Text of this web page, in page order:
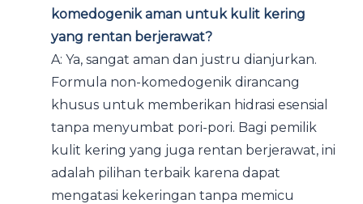
komedogenik aman untuk kulit kering
yang rentan berjerawat?
A: Ya, sangat aman dan justru dianjurkan.
Formula non-komedogenik dirancang
khusus untuk memberikan hidrasi esensial
tanpa menyumbat pori-pori. Bagi pemilik
kulit kering yang juga rentan berjerawat, ini
adalah pilihan terbaik karena dapat
mengatasi kekeringan tanpa memicu